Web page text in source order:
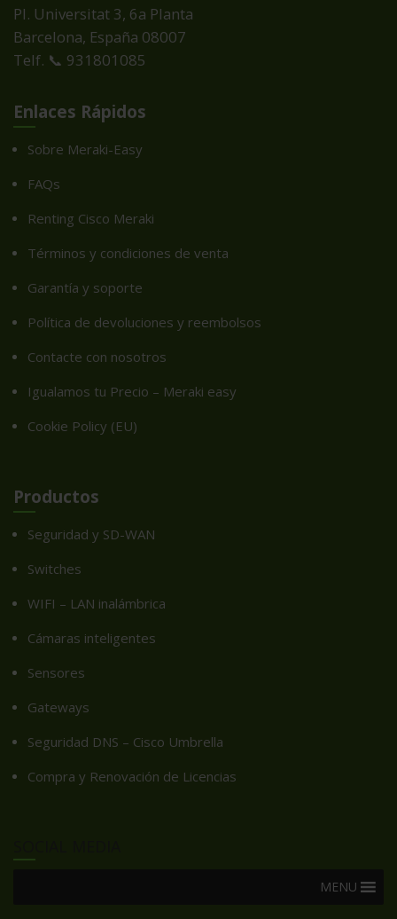
Pl. Universitat 3, 6a Planta
Barcelona, España 08007
Telf. 📞 931801085
Enlaces Rápidos
Sobre Meraki-Easy
FAQs
Renting Cisco Meraki
Términos y condiciones de venta
Garantía y soporte
Política de devoluciones y reembolsos
Contacte con nosotros
Igualamos tu Precio – Meraki easy
Cookie Policy (EU)
Productos
Seguridad y SD-WAN
Switches
WIFI – LAN inalámbrica
Cámaras inteligentes
Sensores
Gateways
Seguridad DNS – Cisco Umbrella
Compra y Renovación de Licencias
MENU